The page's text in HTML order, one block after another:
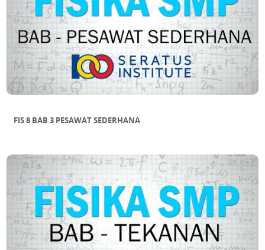
FIS 8 BAB 3 PESAWAT SEDERHANA